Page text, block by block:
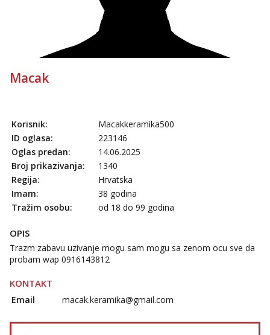
Čekam tvoj poziv!
064/677-677
tel:0,93€ - mob:1,12€ min
Macak
Korisnik:
Macakkeramika500
ID oglasa:
223146
Oglas predan:
14.06.2025
Broj prikazivanja:
1340
Regija:
Hrvatska
Imam:
38 godina
Tražim osobu:
od 18 do 99 godina
OPIS
Trazm zabavu uzivanje mogu sam mogu sa zenom ocu sve da
probam wap 0916143812
KONTAKT
Email macak.keramika@gmail.com